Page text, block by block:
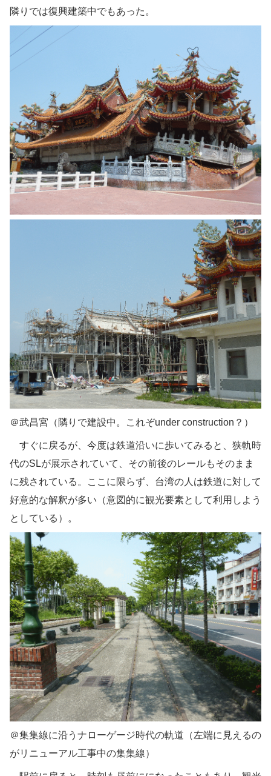
隣りでは復興建築中でもあった。
＠武昌宮（隣りで建設中。これぞunder construction？）
すぐに戻るが、今度は鉄道沿いに歩いてみると、狭軌時
代のSLが展示されていて、その前後のレールもそのまま
に残されている。ここに限らず、台湾の人は鉄道に対して
好意的な解釈が多い（意図的に観光要素として利用しよう
としている）。
＠集集線に沿うナローゲージ時代の軌道（左端に見えるの
がリニューアル工事中の集集線）